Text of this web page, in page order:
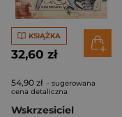
KSIĄŻKA
32,60 zł
54,90 zł - sugerowana
cena detaliczna
Wskrzesiciel